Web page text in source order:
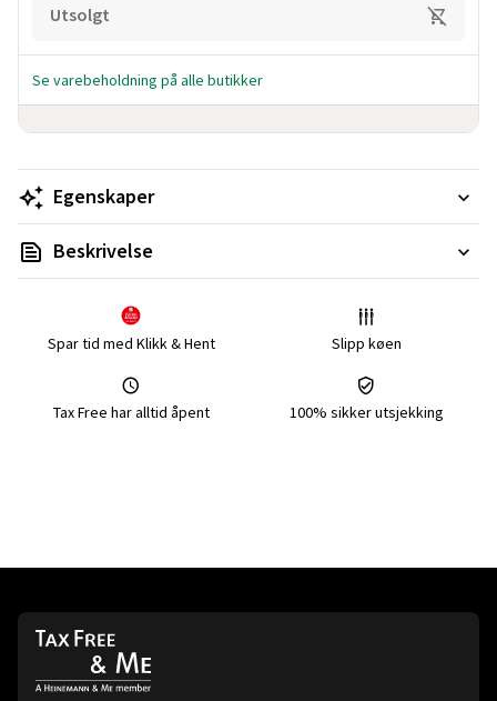
Utsolgt
Se varebeholdning på alle butikker
Egenskaper
Beskrivelse
Spar tid med Klikk & Hent Slipp køen
Tax Free har alltid åpent 100% sikker utsjekking